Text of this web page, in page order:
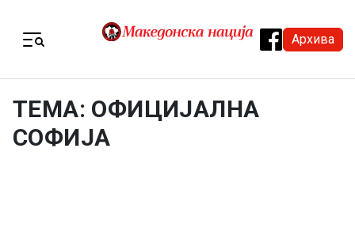
Архива
ТЕМА: ОФИЦИЈАЛНА
СОФИЈА